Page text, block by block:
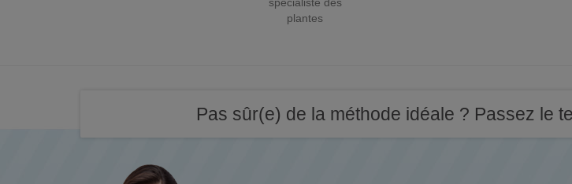
plantes
Pas sûr(e) de la méthode idéale ? Passez le